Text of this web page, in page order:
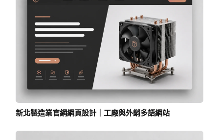
新北製造業官網網頁設計｜工廠與外銷多語網站